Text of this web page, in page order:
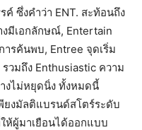
ค์ ซึ่งคำว่า ENT. สะท้อนถึง
มีเอกลักษณ์, Entertain
รค้นพบ, Entree จุดเริ่ม
วมถึง Enthusiastic ความ
งไม่หยุดนิ่ง ทั้งหมดนี้
ยงมัลติแบรนด์สโตร์ระดับ
ห้ผู้มาเยือนได้ออกแบบ